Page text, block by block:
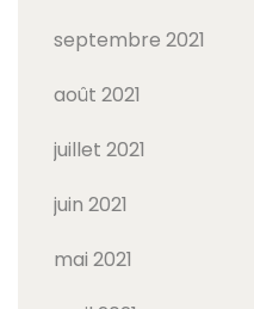
septembre 2021
août 2021
juillet 2021
juin 2021
mai 2021